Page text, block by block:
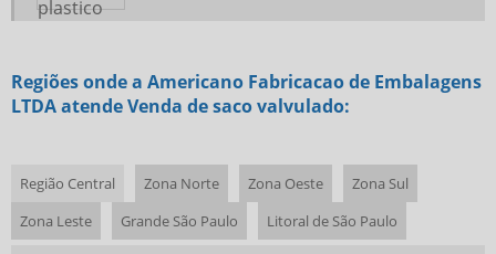
Regiões onde a Americano Fabricacao de Embalagens
LTDA atende Venda de saco valvulado:
Região Central Zona Norte Zona Oeste
Zona Sul
Zona Leste
Grande São Paulo Litoral de São Paulo